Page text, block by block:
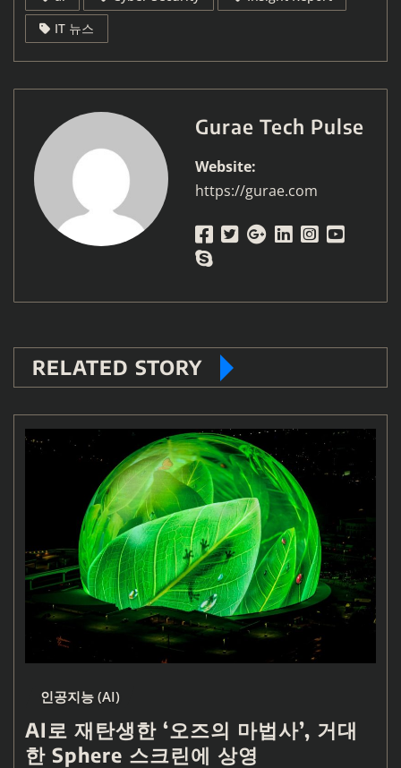
IT 뉴스
Gurae Tech Pulse
Website:
https://gurae.com
RELATED STORY
인공지능 (AI)
AI로 재탄생한 ‘오즈의 마법사’, 거대
한 Sphere 스크린에 상영